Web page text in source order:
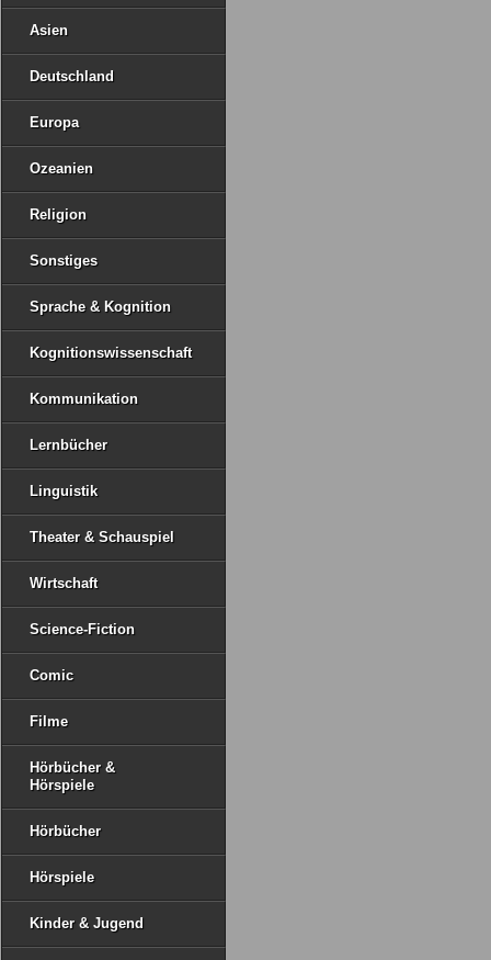
Asien
Deutschland
Europa
Ozeanien
Religion
Sonstiges
Sprache & Kognition
Kognitionswissenschaft
Kommunikation
Lernbücher
Linguistik
Theater & Schauspiel
Wirtschaft
Science-Fiction
Comic
Filme
Hörbücher &
Hörspiele
Hörbücher
Hörspiele
Kinder & Jugend